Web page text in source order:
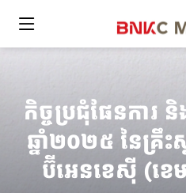
កិច្ចប្រជុំផែនការ
ឆ្នាំ២០២៥ នៃគ្រឹះ
ប៊ីអេនខេស៊ី (ខ